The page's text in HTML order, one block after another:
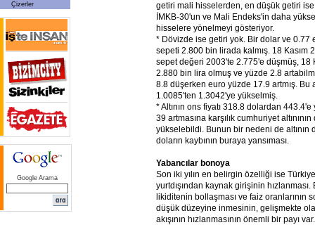
Çizerler
Google Arama
getiri mali hisselerden, en düşük getiri
İMKB-30'un ve Mali Endeks'in daha
hisselere yönelmeyi gösteriyor.
* Dövizde ise getiri yok. Bir dolar ve 0.77
sepeti 2.800 bin lirada kalmış. 18 Kasım
sepet değeri 2003'te 2.775'e düşmüş, 18
2.880 bin lira olmuş ve yüzde 2.8
8.8 düşerken euro yüzde 17.9 artmış.
1.0085'ten 1.3042'ye yükselmiş.
* Altının ons fiyatı 318.8 dolardan
39 artmasına karşılık cumhuriyet
yükselebildi. Bunun bir nedeni de altının
doların kaybının buraya yansıması.
Yabancılar bonoya
Son iki yılın en belirgin özelliği ise
yurtdışından kaynak girişinin
likiditenin bollaşması ve faiz oranlarının
düşük düzeyine inmesinin, gelişmekte
akışının hızlanmasının önemli bir payı